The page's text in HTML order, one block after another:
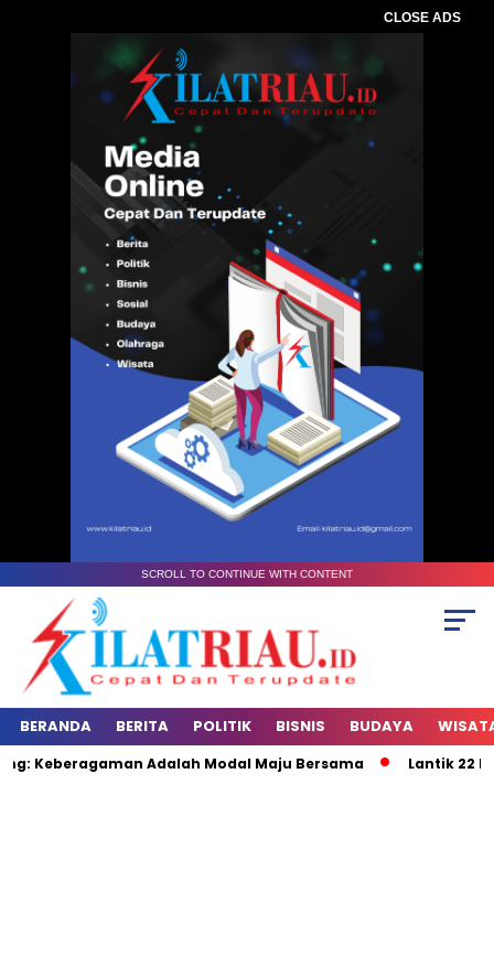
CLOSE ADS
SCROLL TO CONTINUE WITH CONTENT
BERANDA BERITA POLITIK BISNIS BUDAYA
Keberagaman Adalah Modal Maju Bersama Lantik 22 Pj